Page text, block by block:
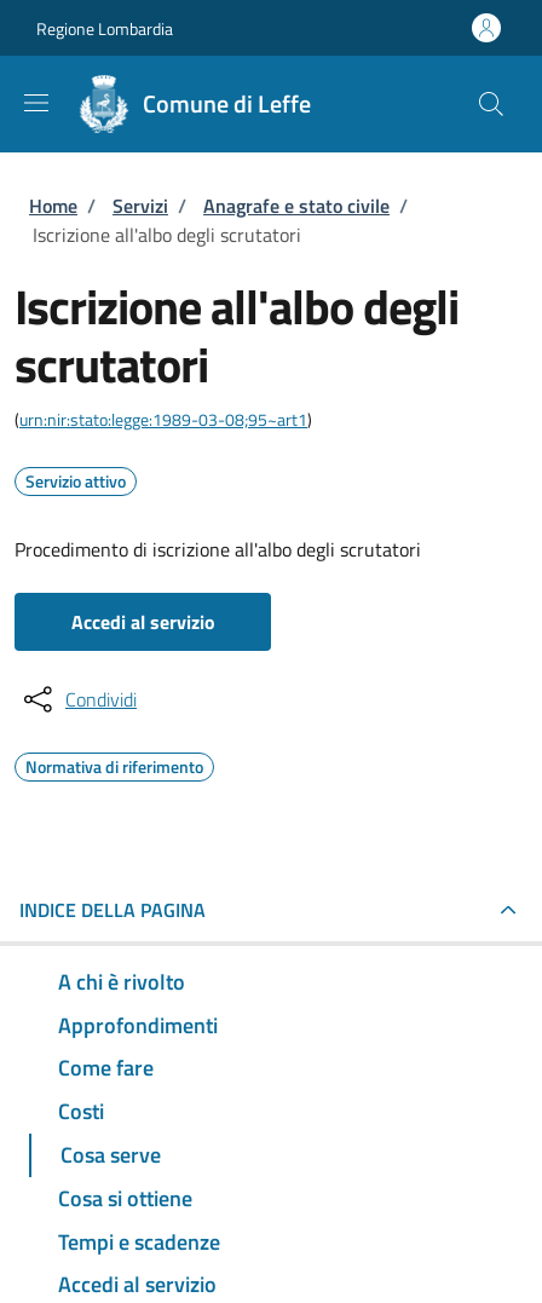
Regione Lombardia
Comune di Leffe
Briciole di pane
Home / Servizi / Anagrafe e stato civile /
Iscrizione all'albo degli scrutatori
Iscrizione all'albo degli
scrutatori
(urn:nir:stato:legge:1989-03-08;95~art1)
Servizio attivo
Procedimento di iscrizione all'albo degli scrutatori
Accedi al servizio
Condividi
Normativa di riferimento
INDICE DELLA PAGINA
A chi è rivolto
Approfondimenti
Come fare
Costi
Cosa serve
Cosa si ottiene
Tempi e scadenze
Accedi al servizio